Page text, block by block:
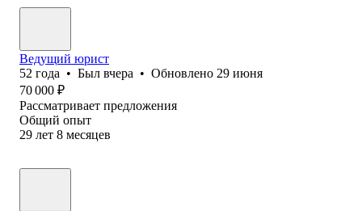
Ведущий юрист
52 года • Был вчера • Обновлено 29 июня
70 000 ₽
Рассматривает предложения
Общий опыт
29 лет 8 месяцев